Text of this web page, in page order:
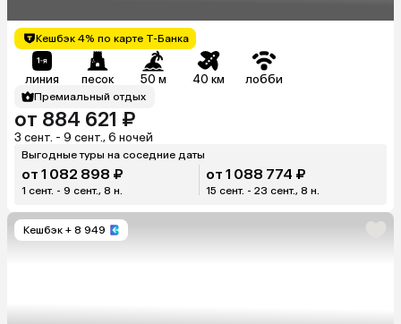
Кешбэк 4% по карте Т-Банка
линия песок 50 м 40 км лобби
Премиальный отдых
от 884 621 ₽
3 сент. - 9 сент., 6 ночей
Выгодные туры на соседние даты
от 1 082 898 ₽
1 сент. - 9 сент., 8 н.
от 1 088 774 ₽
15 сент. - 23 сент., 8 н.
Кешбэк + 8 949